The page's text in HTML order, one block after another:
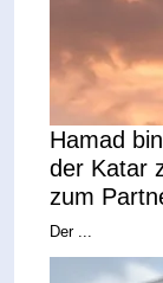
Hamad
der Katar
zum
Der ...